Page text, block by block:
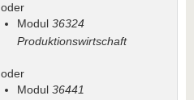
oder
Modul 36324
Produktionswirtschaft
oder
Modul 36441